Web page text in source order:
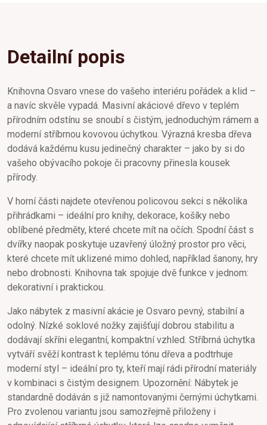
Detailní popis
Knihovna Osvaro vnese do vašeho interiéru pořádek a klid –
a navíc skvěle vypadá. Masivní akáciové dřevo v teplém
přírodním odstínu se snoubí s čistým, jednoduchým rámem a
moderní stříbrnou kovovou úchytkou. Výrazná kresba dřeva
dodává každému kusu jedinečný charakter – jako by si do
vašeho obývacího pokoje či pracovny přinesla kousek
přírody.
V horní části najdete otevřenou policovou sekci s několika
přihrádkami – ideální pro knihy, dekorace, košíky nebo
oblíbené předměty, které chcete mít na očích. Spodní část s
dvířky naopak poskytuje uzavřený úložný prostor pro věci,
které chcete mít uklizené mimo dohled, například šanony, hry
nebo drobnosti. Knihovna tak spojuje dvě funkce v jednom:
dekorativní i praktickou.
Jako nábytek z masivní akácie je Osvaro pevný, stabilní a
odolný. Nízké soklové nožky zajišťují dobrou stabilitu a
dodávají skříni elegantní, kompaktní vzhled. Stříbrná úchytka
vytváří svěží kontrast k teplému tónu dřeva a podtrhuje
moderní styl – ideální pro ty, kteří mají rádi přírodní materiály
v kombinaci s čistým designem. Upozornění: Nábytek je
standardně dodáván s již namontovanými černými úchytkami.
Pro zvolenou variantu jsou samozřejmě přiloženy i